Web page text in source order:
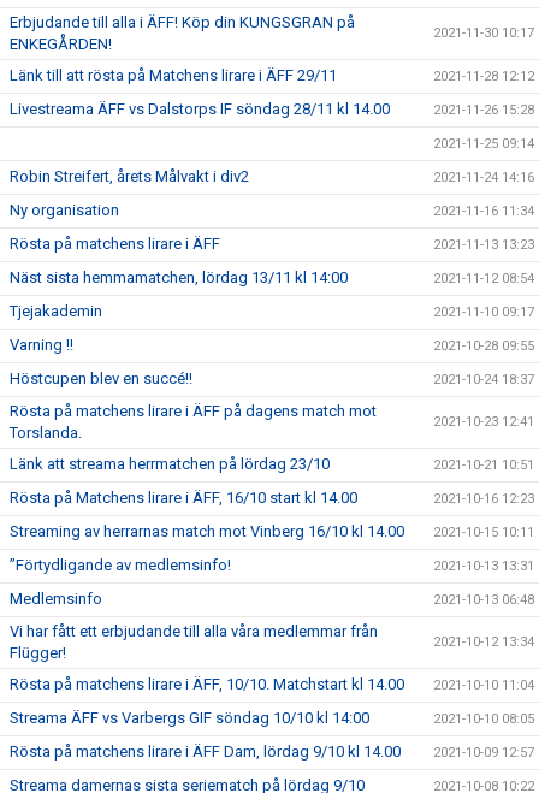
Erbjudande till alla i ÄFF! Köp din KUNGSGRAN på
ENKEGÅRDEN!
2021-11-30 10:17
Länk till att rösta på Matchens lirare i ÄFF 29/11 2021-11-28 12:12
Livestreama ÄFF vs Dalstorps IF söndag 28/11 kl 14.00 2021-11-26 15:28
2021-11-25 09:14
Robin Streifert, årets Målvakt i div2 2021-11-24 14:16
Ny organisation 2021-11-16 11:34
Rösta på matchens lirare i ÄFF 2021-11-13 13:23
Näst sista hemmamatchen, lördag 13/11 kl 14:00 2021-11-12 08:54
Tjejakademin 2021-11-10 09:17
Varning !! 2021-10-28 09:55
Höstcupen blev en succé!! 2021-10-24 18:37
Rösta på matchens lirare i ÄFF på dagens match mot
Torslanda.
2021-10-23 12:41
Länk att streama herrmatchen på lördag 23/10 2021-10-21 10:51
Rösta på Matchens lirare i ÄFF, 16/10 start kl 14.00 2021-10-16 12:23
Streaming av herrarnas match mot Vinberg 16/10 kl 14.00 2021-10-15 10:11
”Förtydligande av medlemsinfo! 2021-10-13 13:31
Medlemsinfo 2021-10-13 06:48
Vi har fått ett erbjudande till alla våra medlemmar från
Flügger!
2021-10-12 13:34
Rösta på matchens lirare i ÄFF, 10/10. Matchstart kl 14.00 2021-10-10 11:04
Streama ÄFF vs Varbergs GIF söndag 10/10 kl 14:00 2021-10-10 08:05
Rösta på matchens lirare i ÄFF Dam, lördag 9/10 kl 14.00 2021-10-09 12:57
Streama damernas sista seriematch på lördag 9/10 2021-10-08 10:22